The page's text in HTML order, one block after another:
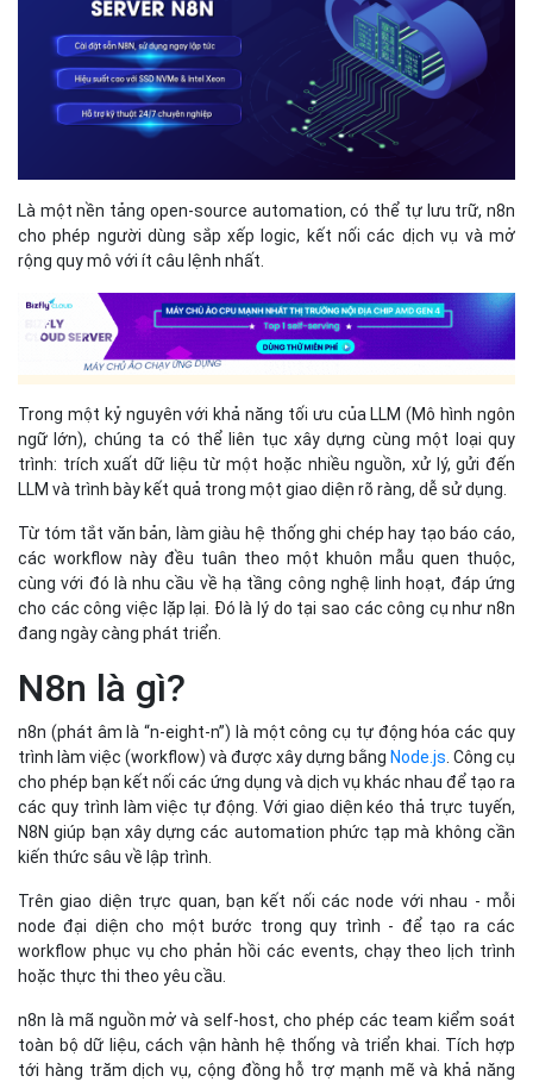
Là một nền tảng open-source automation, có thể tự lưu trữ, n8n
cho phép người dùng sắp xếp logic, kết nối các dịch vụ và mở
rộng quy mô với ít câu lệnh nhất.
Trong một kỷ nguyên với khả năng tối ưu của LLM (Mô hình ngôn
ngữ lớn), chúng ta có thể liên tục xây dựng cùng một loại quy
trình: trích xuất dữ liệu từ một hoặc nhiều nguồn, xử lý, gửi đến
LLM và trình bày kết quả trong một giao diện rõ ràng, dễ sử dụng.
Từ tóm tắt văn bản, làm giàu hệ thống ghi chép hay tạo báo cáo,
các workflow này đều tuân theo một khuôn mẫu quen thuộc,
cùng với đó là nhu cầu về hạ tầng công nghệ linh hoạt, đáp ứng
cho các công việc lặp lại. Đó là lý do tại sao các công cụ như n8n
đang ngày càng phát triển.
N8n là gì?
n8n (phát âm là “n-eight-n”) là một công cụ tự động hóa các quy
trình làm việc (workflow) và được xây dựng bằng Node.js. Công cụ
cho phép bạn kết nối các ứng dụng và dịch vụ khác nhau để tạo ra
các quy trình làm việc tự động. Với giao diện kéo thả trực tuyến,
N8N giúp bạn xây dựng các automation phức tạp mà không cần
kiến thức sâu về lập trình.
Trên giao diện trực quan, bạn kết nối các node với nhau - mỗi
node đại diện cho một bước trong quy trình - để tạo ra các
workflow phục vụ cho phản hồi các events, chạy theo lịch trình
hoặc thực thi theo yêu cầu.
n8n là mã nguồn mở và self-host, cho phép các team kiểm soát
toàn bộ dữ liệu, cách vận hành hệ thống và triển khai. Tích hợp
tới hàng trăm dịch vụ, cộng đồng hỗ trợ mạnh mẽ và khả năng